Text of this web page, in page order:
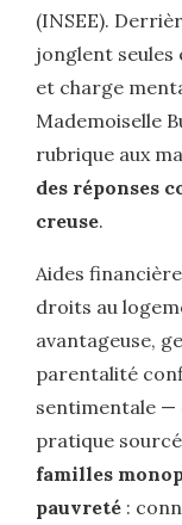
(INSEE).
jonglent
et charge
Mademoiselle
rubrique aux
des réponses
creuse.
Aides
droits au
avantageuse,
parentalité
sentimentale —
pratique
familles
pauvreté :